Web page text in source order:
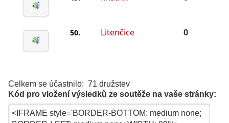
50. Litenčice 0
Celkem se účastnilo: 71 družstev
Kód pro vložení výsledků ze soutěže na vaše stránky: